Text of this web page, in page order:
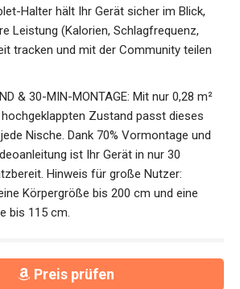
Halter hält Ihr Gerät sicher im Blick,
Leistung (Kalorien, Schlagfrequenz,
tracken und mit der Community teilen
& 30-MIN-MONTAGE: Mit nur 0,28 m²
Zustand passt dieses
Nische. Dank 70% Vormontage und
ist Ihr Gerät in nur 30
Hinweis für große Nutzer:
Körpergröße bis 200 cm und eine
bis 115 cm.
Preis prüfen